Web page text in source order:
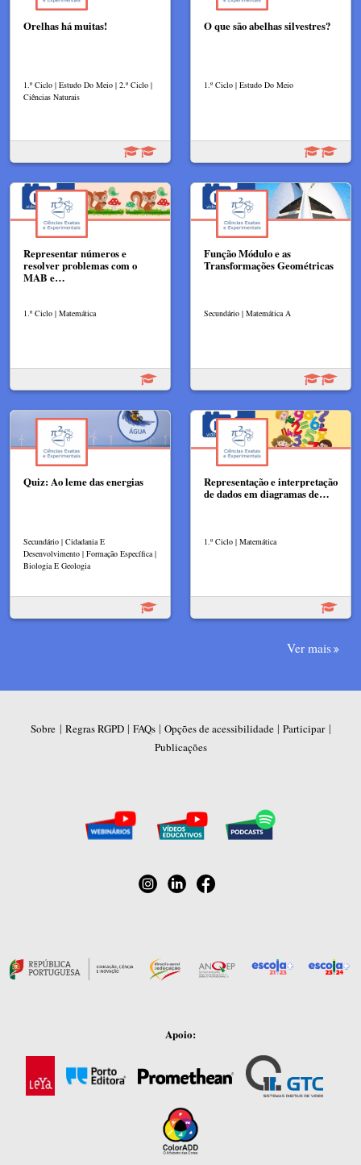
Orelhas há muitas!
1.º Ciclo | Estudo Do Meio | 2.º Ciclo |
Ciências Naturais
O que são abelhas silvestres?
1.º Ciclo | Estudo Do Meio
Representar números e
resolver problemas com o
MAB e…
1.º Ciclo | Matemática
Função Módulo e as
Transformações Geométricas
Secundário | Matemática A
Quiz: Ao leme das energias
Secundário | Cidadania E
Desenvolvimento | Formação Específica |
Biologia E Geologia
Representação e interpretação
de dados em diagramas de…
1.º Ciclo | Matemática
Ver mais
Sobre | Regras RGPD| FAQs| Opções de acessibilidade| Participar|
Publicações
Apoio: